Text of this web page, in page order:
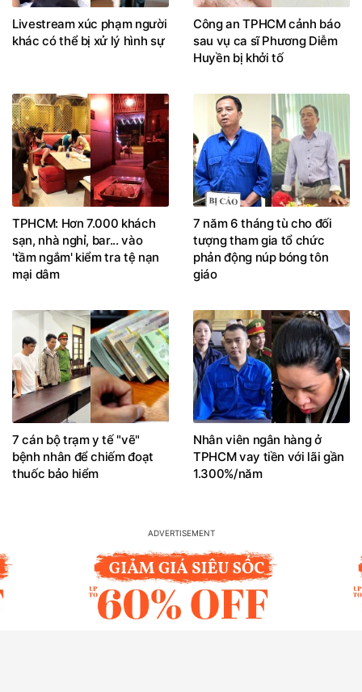
Livestream xúc phạm người
khác có thể bị xử lý hình sự
Công an TPHCM cảnh báo
sau vụ ca sĩ Phương Diễm
Huyền bị khởi tố
TPHCM: Hơn 7.000 khách
sạn, nhà nghỉ, bar... vào
'tầm ngắm' kiểm tra tệ nạn
mại dâm
7 năm 6 tháng tù cho đối
tượng tham gia tổ chức
phản động núp bóng tôn
giáo
7 cán bộ trạm y tế "vẽ"
bệnh nhân để chiếm đoạt
thuốc bảo hiểm
Nhân viên ngân hàng ở
TPHCM vay tiền với lãi gần
1.300%/năm